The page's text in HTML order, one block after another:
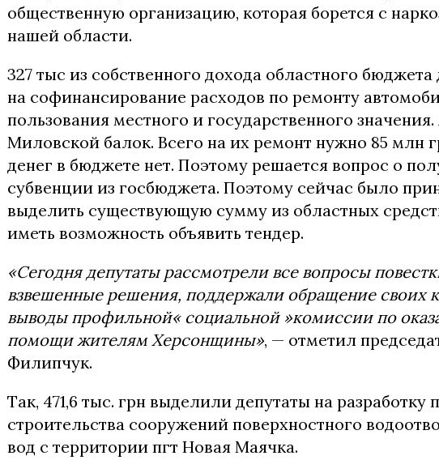
общественную организацию, которая борется с
нашей области.
327 тыс из собственного дохода областного
на софинансирование расходов по ремонту
пользования местного и государственного
Миловской балок. Всего на их ремонт нужно 85 млн
денег в бюджете нет. Поэтому решается вопрос о
субвенции из госбюджета. Поэтому сейчас было
выделить существующую сумму из областных
иметь возможность объявить тендер.
«Сегодня депутаты рассмотрели все вопросы
взвешенные решения, поддержали обращение своих
выводы профильной« социальной »комиссии по
помощи жителям Херсонщины», — отметил
Филипчук.
Так, 471,6 тыс. грн выделили депутаты на разработку
строительства сооружений поверхностного
вод с территории пгт Новая Маячка.